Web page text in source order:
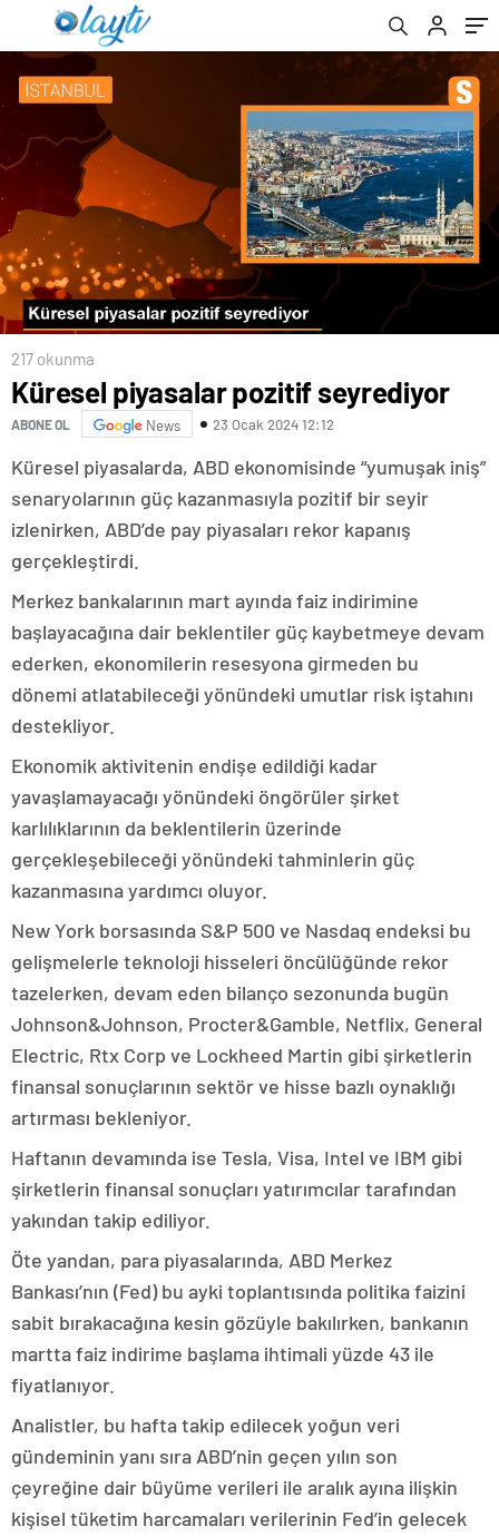
217 okunma
Küresel piyasalar pozitif seyrediyor
ABONE OL News 23 Ocak 2024 12:12
Küresel piyasalarda, ABD ekonomisinde “yumuşak iniş”
senaryolarının güç kazanmasıyla pozitif bir seyir
izlenirken, ABD’de pay piyasaları rekor kapanış
gerçekleştirdi.
Merkez bankalarının mart ayında faiz indirimine
başlayacağına dair beklentiler güç kaybetmeye devam
ederken, ekonomilerin resesyona girmeden bu
dönemi atlatabileceği yönündeki umutlar risk iştahını
destekliyor.
Ekonomik aktivitenin endişe edildiği kadar
yavaşlamayacağı yönündeki öngörüler şirket
karlılıklarının da beklentilerin üzerinde
gerçekleşebileceği yönündeki tahminlerin güç
kazanmasına yardımcı oluyor.
New York borsasında S&P 500 ve Nasdaq endeksi bu
gelişmelerle teknoloji hisseleri öncülüğünde rekor
tazelerken, devam eden bilanço sezonunda bugün
Johnson&Johnson, Procter&Gamble, Netflix, General
Electric, Rtx Corp ve Lockheed Martin gibi şirketlerin
finansal sonuçlarının sektör ve hisse bazlı oynaklığı
artırması bekleniyor.
Haftanın devamında ise Tesla, Visa, Intel ve IBM gibi
şirketlerin finansal sonuçları yatırımcılar tarafından
yakından takip ediliyor.
Öte yandan, para piyasalarında, ABD Merkez
Bankası’nın (Fed) bu ayki toplantısında politika faizini
sabit bırakacağına kesin gözüyle bakılırken, bankanın
martta faiz indirime başlama ihtimali yüzde 43 ile
fiyatlanıyor.
Analistler, bu hafta takip edilecek yoğun veri
gündeminin yanı sıra ABD’nin geçen yılın son
çeyreğine dair büyüme verileri ile aralık ayına ilişkin
kişisel tüketim harcamaları verilerinin Fed’in gelecek